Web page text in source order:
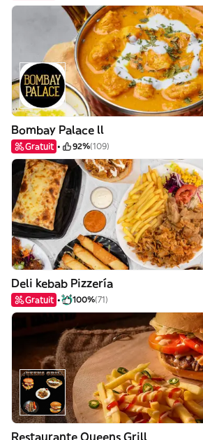
Bombay Palace ll
Gratuit 92%(109)
Deli kebab Pizzería
Gratuit 100%(71)
Restaurante Queens Grill